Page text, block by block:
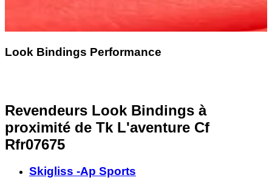
Look Bindings Performance
Revendeurs Look Bindings à
proximité de Tk L'aventure Cf
Rfr07675
Skigliss -Ap Sports